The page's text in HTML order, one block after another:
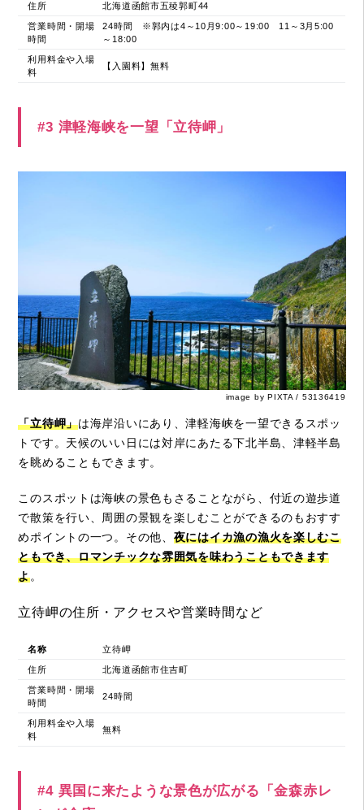
住所 北海道函館市五稜郭町44
営業時間・開場
時間
24時間 ※郭内は4～10月9:00～19:00 11～3月5:00
～18:00
利用料金や入場
料
【入園料】無料
#3 津軽海峡を一望「立待岬」
image by PIXTA / 53136419
「立待岬」は海岸沿いにあり、津軽海峡を一望できるスポッ
トです。天候のいい日には対岸にあたる下北半島、津軽半島
を眺めることもできます。
このスポットは海峡の景色もさることながら、付近の遊歩道
で散策を行い、周囲の景観を楽しむことができるのもおすす
めポイントの一つ。その他、 夜にはイカ漁の漁火を楽しむこ
ともでき、ロマンチックな雰囲気を味わうこともできます
よ。
立待岬の住所・アクセスや営業時間など
名称 立待岬
住所 北海道函館市住吉町
営業時間・開場
時間
24時間
利用料金や入場
料
無料
#4 異国に来たような景色が広がる「金森赤レ